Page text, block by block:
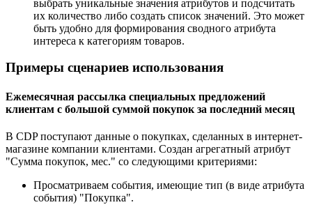
выбрать уникальные значения атрибутов и подсчитать
их количество либо создать список значений. Это может
быть удобно для формирования сводного атрибута
интереса к категориям товаров.
Примеры сценариев использования
Ежемесячная рассылка специальных предложений
клиентам с большой суммой покупок за последний месяц
В CDP поступают данные о покупках, сделанных в интернет-
магазине компании клиентами. Создан агрегатный атрибут
"Сумма покупок, мес." со следующими критериями:
Просматриваем события, имеющие тип (в виде атрибута
события) "Покупка".